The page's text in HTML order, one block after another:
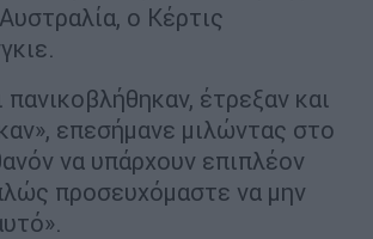
ο Κέρτις
έτρεξαν και
επεσήμανε μιλώντας στο
να υπάρχουν επιπλέον
προσευχόμαστε να μην